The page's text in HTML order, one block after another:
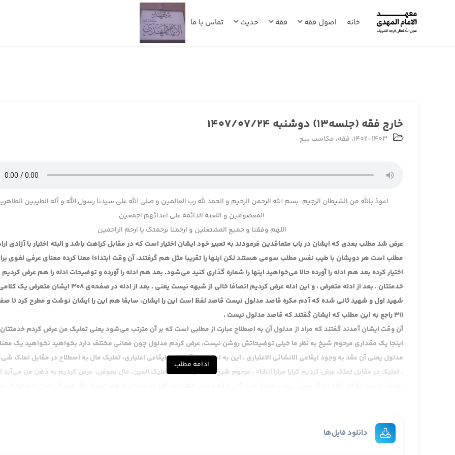
خانه اصول فقه فقه حدیث تماس با ما
خارج فقه (جلسه13) دوشنبه 1407/07/24
1402-1403، فقه، مکاسب بیع
اعوذ بالله من الشیطان الرجیم، بسم الله الرحمن الرحیم و الحمد لله رب العالمین و صلی الله علی سیدنا رسول الله و آله الطیبین
المعصومین و اللعنة الدائمة علی اعدائهم اجمعین
اللهم وفقنا و جمیع المشتغلین و ارحمنا برحمتک یا ارحم الراحمین
عرض شد مطلب بعدی که ایشان در باب متعاقدین فرمودند به تعبیر خود ایشان اختیار است که در مقابل کراهت باشد و البته اختیار با آزادی
مطلب است هر دویشان با طیب نفس مطلب سومی هستند لکن اینها را تقریبا مثل هم گرفتند. آن وقت ابتداءا معنا کرده معنای عرفی لغوی
اختیار کرده بعد هم ادله را آورده حالا می‌خواهید اینها را شماره گذاری کنید می‌شود. بعد هم ادله را آورده و توضیحات ادله را هم عرض کردیم
خدمتتان . بعد از ادله متعرض ، و این ادله عرض کردیم انصافا خالی از شبهه نیست یعنی . بعد از ادله در صفحه‌ی 308 ایشان
شهید اول و شهید ثانی شده که آدم مکره قاصد مدلول نیست قاصد لفظ است این را ایشان، سابقا هم این را ایشان نوشت و مطرح کرد تا
311 راجع به این مطلب که ایشان گفتند که قاصد مدلول نیست .
آن وقت ایشان آمدند گفتند که مراد از مدلول آن به اصطلاح عبارت از مطلبی است که بر آن مترتب می‌شود یعنی تملیک من عرض کردم
اینجا یک مقداری مرحوم شیخ به نظر ما خیلی توضیحاتش روشن نیست، عرض کردم مدلول چون معانی مختلف دارد بخواهید نخواهید یک
مدلول یعنی آن عقد به وجود ایقاعی الانشائی الاعتباری ، این به این معنا، آن وجود ایقاعی اعتباری، تملیک مال به اصطلاح در مقابل تملک
، تملیک در مقابل تملک عرض کردیم کرارا مرارا انشاء ، مرحوم شیخ معنا کرد، انشاء تملیک العین، مال بعوض، عرض کردیم به ذهن من می‌آید
می‌آید با انشائی که می‌کند کتاب را در مقابل هشتاد تومان ممکن است قیمت کتاب پنجاه تومان است ممکن است قیمت کتاب دویست تومان
بیشتر دارد آن وقت بحث سر این است که آیا افراد می‌توانند این معنا را ایجاد بکنند ولو مالک نباشند. روشن شد؟
ادامه مطلب
دانلود فایل‌ها